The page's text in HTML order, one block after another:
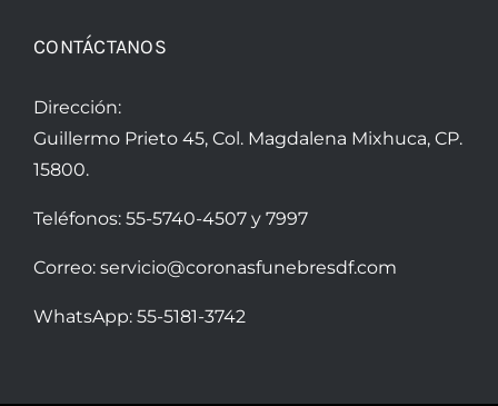
CONTÁCTANOS
Dirección:
Guillermo Prieto 45, Col. Magdalena Mixhuca, CP.
15800.
Teléfonos: 55-5740-4507y 7997
Correo: servicio@coronasfunebresdf.com
WhatsApp: 55-5181-3742